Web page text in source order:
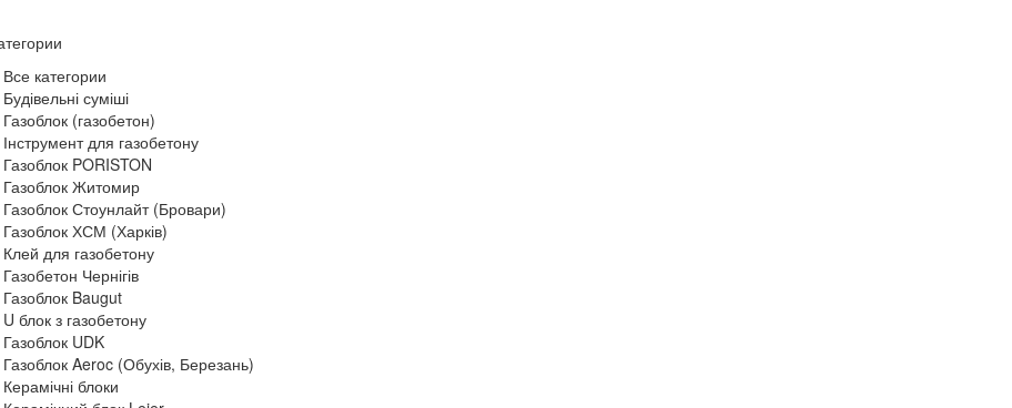
Все категории
Будівельні суміші
Газоблок (газобетон)
Інструмент для газобетону
Газоблок PORISTON
Газоблок Житомир
Газоблок Стоунлайт (Бровари)
Газоблок ХСМ (Харків)
Клей для газобетону
Газобетон Чернігів
Газоблок Baugut
U блок з газобетону
Газоблок UDK
Газоблок Aeroc (Обухів, Березань)
Керамічні блоки